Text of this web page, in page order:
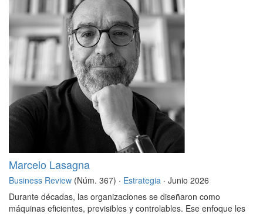
Marcelo Lasagna
Business Review (Núm. 367) · Estrategia · Junio 2026
Durante décadas, las organizaciones se diseñaron como
máquinas eficientes, previsibles y controlables. Ese enfoque les